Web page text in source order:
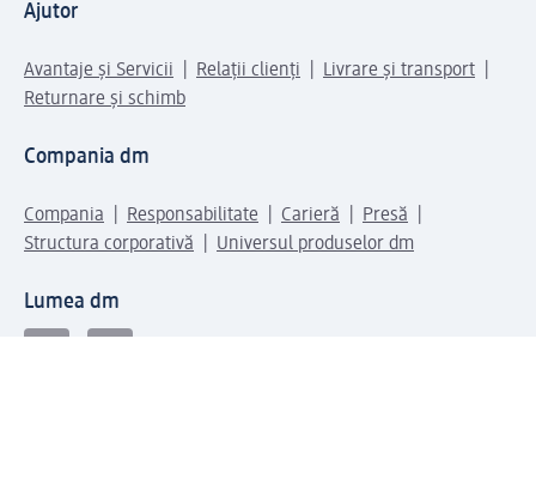
Ajutor
Avantaje și Servicii Relații clienți
Livrare și transport
Returnare și schimb
Compania dm
Compania Responsabilitate Carieră
Presă
Structura corporativă
Universul produselor dm
Lumea dm